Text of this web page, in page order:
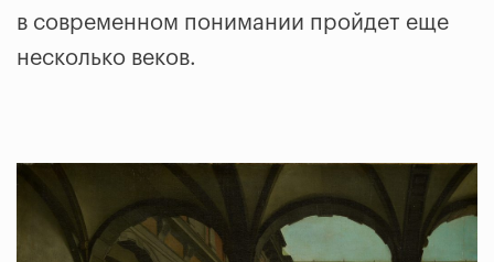
в современном понимании пройдет еще
несколько веков.